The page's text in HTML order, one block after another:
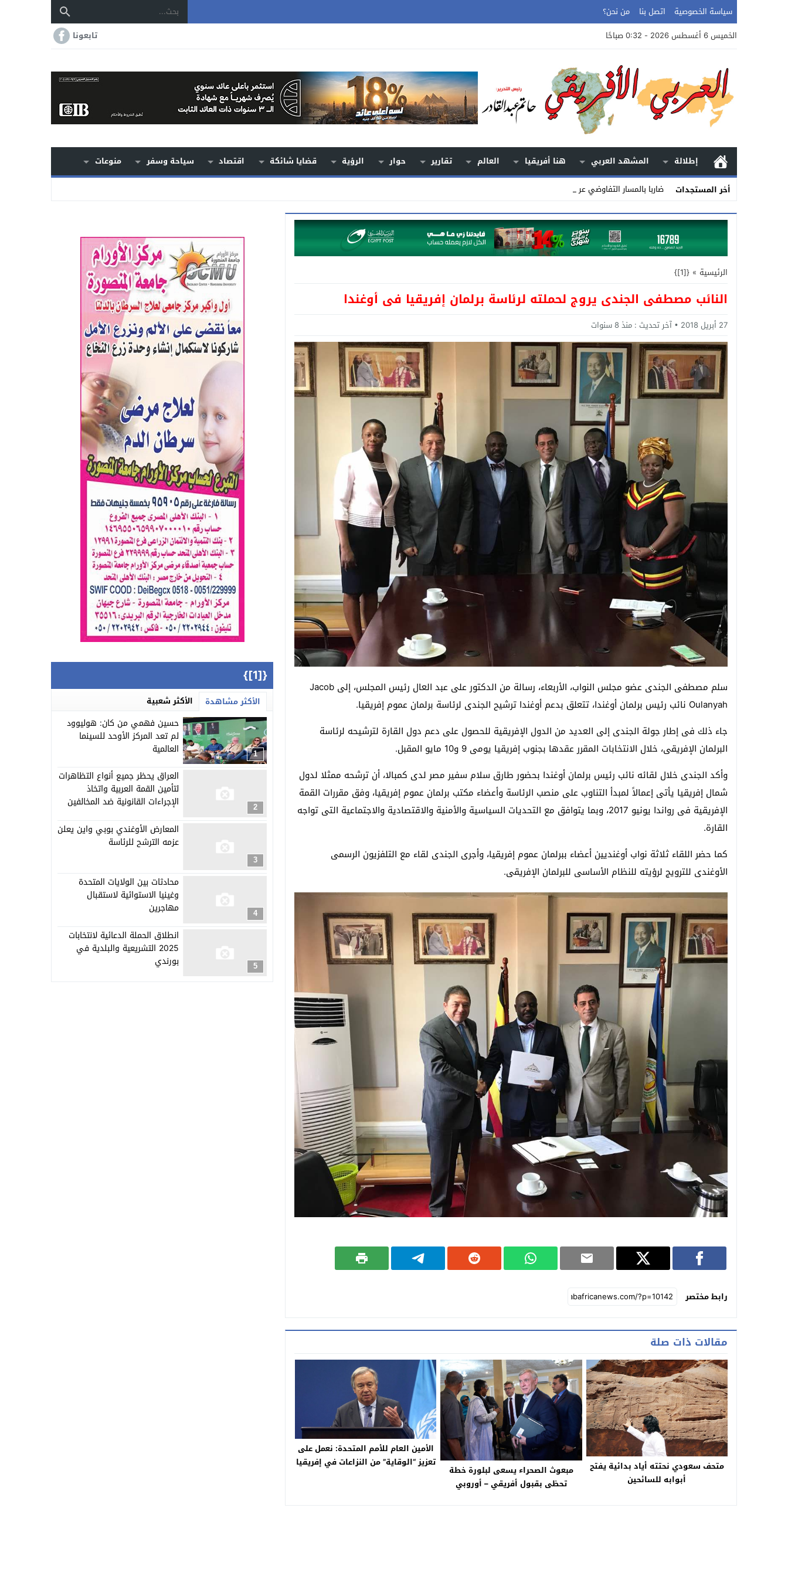
سياسة الخصوصية اتصل بنا
من نحن؟
الخميس 6 أغسطس 2026 - 0:32 صباحًا
تابعونا
إطلالة المشهد العربي هنا أفريقيا العالم تقارير حوار الرؤية قضايا شائكة اقتصاد سياحة وسفر
منوعات
أخر المستجدات
ضاربا بالمسار التفاوضي عرض الحائط.. ال_
Stop
Previous
Next
الرئيسية »
{[1]}
النائب مصطفى الجندى يروج لحملته لرئاسة برلمان إفريقيا فى أوغندا
27 أبريل 2018 آخر تحديث : منذ 8 سنوات
سلم مصطفى الجندى عضو مجلس النواب، الأربعاء، رسالة من الدكتور على عبد العال رئيس المجلس، إلى Jacob
Oulanyah نائب رئيس برلمان أوغندا، تتعلق بدعم أوغندا ترشيح الجندى لرئاسة برلمان عموم إفريقيا.
جاء ذلك فى إطار جولة الجندى إلى العديد من الدول الإفريقية للحصول على دعم دول القارة لترشيحه لرئاسة
البرلمان الإفريقى، خلال الانتخابات المقرر عقدها بجنوب إفريقيا يومى 9 و10 مايو المقبل.
وأكد الجندى خلال لقائه نائب رئيس برلمان أوغندا بحضور طارق سلام سفير مصر لدى كمبالا، أن ترشحه ممثلا لدول
شمال إفريقيا يأتى إعمالاً لمبدأ التناوب على منصب الرئاسة وأعضاء مكتب برلمان عموم إفريقيا، وفق مقررات القمة
الإفريقية فى رواندا يونيو 2017، وبما يتوافق مع التحديات السياسية والأمنية والاقتصادية والاجتماعية التى تواجه
القارة.
كما حضر اللقاء ثلاثة نواب أوغنديين أعضاء ببرلمان عموم إفريقيا، وأجرى الجندى لقاء مع التلفزيون الرسمى
الأوغندى للترويج لرؤيته للنظام الأساسى للبرلمان الإفريقى.
رابط مختصر
مقالات ذات صلة
متحف سعودي نحتته أياد بدائية يفتح
أبوابه للسائحين
مبعوث الصحراء يسعى لبلورة خطة
تحظى بقبول أفريقي – أوروبي
الأمين العام للأمم المتحدة: نعمل على
تعزيز “الوقاية” من النزاعات في إفريقيا
{[1]}
الأكثر مشاهدة الأكثر شعبية
1
حسين فهمي من كان: هوليوود
لم تعد المركز الأوحد للسينما
العالمية
2
العراق يحظر جميع أنواع التظاهرات
لتأمين القمة العربية واتخاذ
الإجراءات القانونية ضد المخالفين
3
المعارض الأوغندي بوبي واين يعلن
عزمه الترشح للرئاسة
4
محادثات بين الولايات المتحدة
وغينيا الاستوائية لاستقبال
مهاجرين
5
انطلاق الحملة الدعائية لانتخابات
2025 التشريعية والبلدية في
بورندي